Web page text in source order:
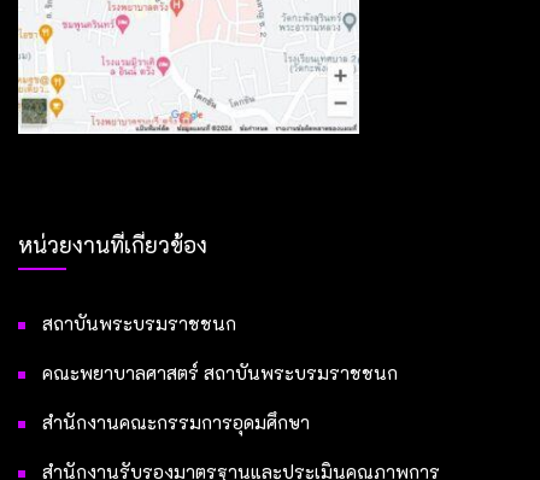
หน่วยงานที่เกี่ยวข้อง
สถาบันพระบรมราชชนก
คณะพยาบาลศาสตร์ สถาบันพระบรมราชชนก
สำนักงานคณะกรรมการอุดมศึกษา
สำนักงานรับรองมาตรฐานและประเมินคุณภาพการ